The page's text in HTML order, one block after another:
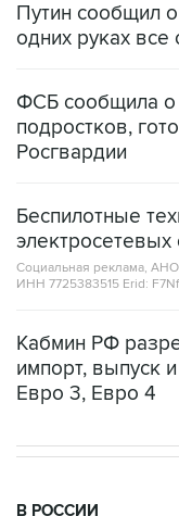
Путин сообщил
одних руках
ФСБ сообщила
подростков,
Росгвардии
Беспилотные
Социальная реклама,
ИНН 7725383515 Erid:
Кабмин РФ
импорт, выпуск
Евро 3, Евро 4
В РОССИИ